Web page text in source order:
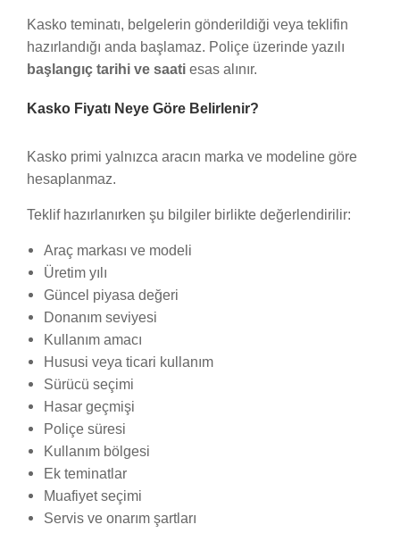
Kasko teminatı, belgelerin gönderildiği veya teklifin
hazırlandığı anda başlamaz. Poliçe üzerinde yazılı
başlangıç tarihi ve saati esas alınır.
Kasko Fiyatı Neye Göre Belirlenir?
Kasko primi yalnızca aracın marka ve modeline göre
hesaplanmaz.
Teklif hazırlanırken şu bilgiler birlikte değerlendirilir:
Araç markası ve modeli
Üretim yılı
Güncel piyasa değeri
Donanım seviyesi
Kullanım amacı
Hususi veya ticari kullanım
Sürücü seçimi
Hasar geçmişi
Poliçe süresi
Kullanım bölgesi
Ek teminatlar
Muafiyet seçimi
Servis ve onarım şartları